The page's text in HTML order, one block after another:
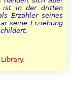
ist in der dritten
Erzähler seines
seine Erziehung
.